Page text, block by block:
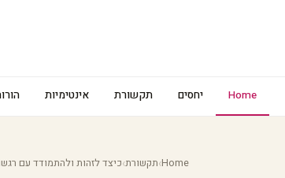
Home יחסים תקשורת אינטימיות
Home
›תקשורת›כיצד לזהות ולהתמודד עם